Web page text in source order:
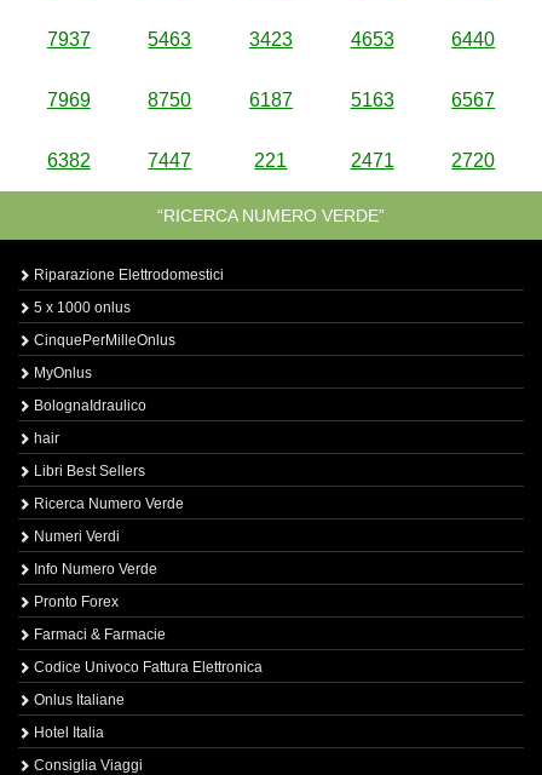
7937 5463 3423 4653 6440
7969 8750 6187 5163 6567
6382 7447 221 2471 2720
“RICERCA NUMERO VERDE”
Riparazione Elettrodomestici
5 x 1000 onlus
CinquePerMilleOnlus
MyOnlus
BolognaIdraulico
hair
Libri Best Sellers
Ricerca Numero Verde
Numeri Verdi
Info Numero Verde
Pronto Forex
Farmaci & Farmacie
Codice Univoco Fattura Elettronica
Onlus Italiane
Hotel Italia
Consiglia Viaggi